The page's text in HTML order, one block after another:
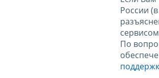
России
По